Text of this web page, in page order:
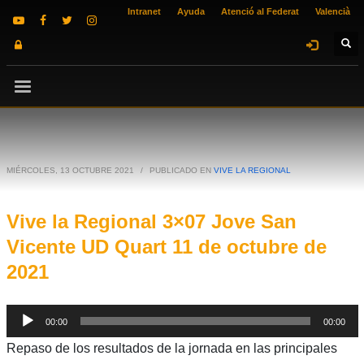
Intranet Ayuda Atenció al Federat Valencià
MIÉRCOLES, 13 OCTUBRE 2021 / PUBLICADO EN VIVE LA REGIONAL
Vive la Regional 3×07 Jove San
Vicente UD Quart 11 de octubre de
2021
Reproductor
de
00:00 00:00
Repaso de los resultados de la jornada en las principales